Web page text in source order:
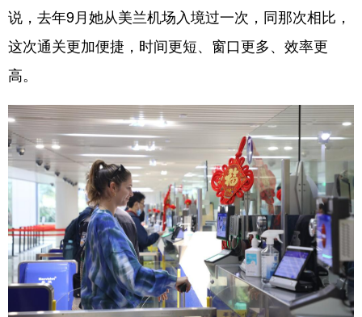
说，去年9月她从美兰机场入境过一次，同那次相比，
这次通关更加便捷，时间更短、窗口更多、效率更
高。